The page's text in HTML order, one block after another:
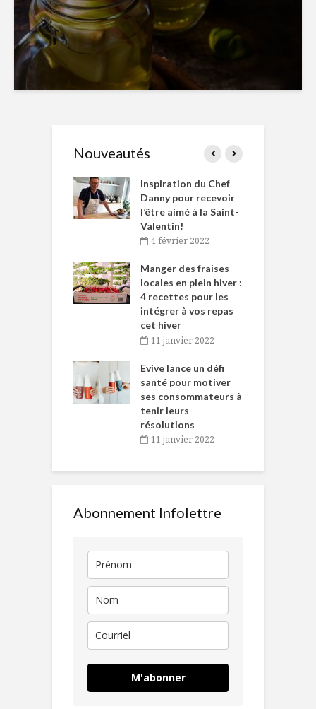
Nouveautés
Inspiration du Chef
Danny pour recevoir
l’être aimé à la Saint-
Valentin!
4 février 2022
Manger des fraises
locales en plein hiver :
4 recettes pour les
intégrer à vos repas
cet hiver
11 janvier 2022
Evive lance un défi
santé pour motiver
ses consommateurs à
tenir leurs
résolutions
11 janvier 2022
Abonnement Infolettre
M'abonner